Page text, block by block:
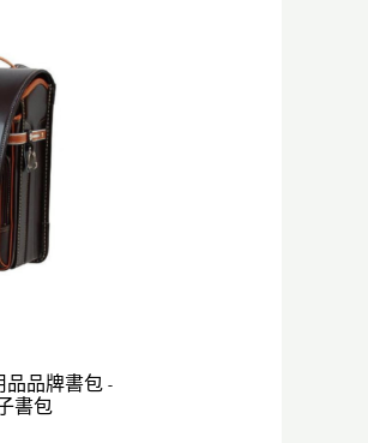
品品牌書包 -
書包